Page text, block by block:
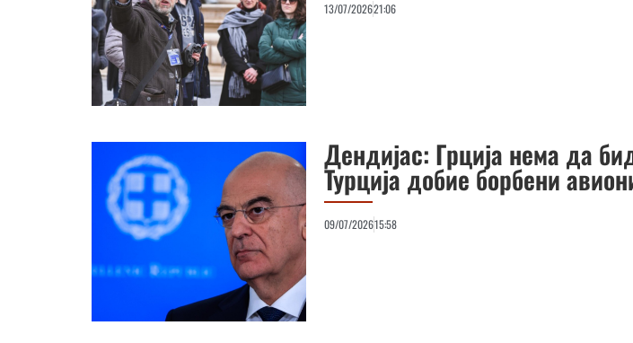
13/07/202621:06
Дендијас: Грција нема да
Турција добие борбени
09/07/202615:58